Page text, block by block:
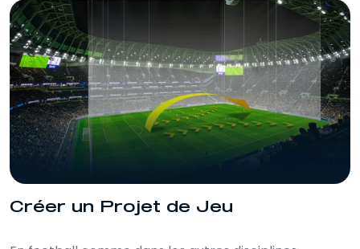
Créer un Projet de Jeu